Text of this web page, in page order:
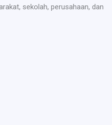
sekolah, perusahaan, dan